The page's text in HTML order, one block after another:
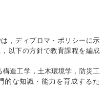
，ディプロマ・ポリシーに示
以下の方針で教育課程を編成
構造工学，土木環境学，防災工
的な知識・能力を育成するた